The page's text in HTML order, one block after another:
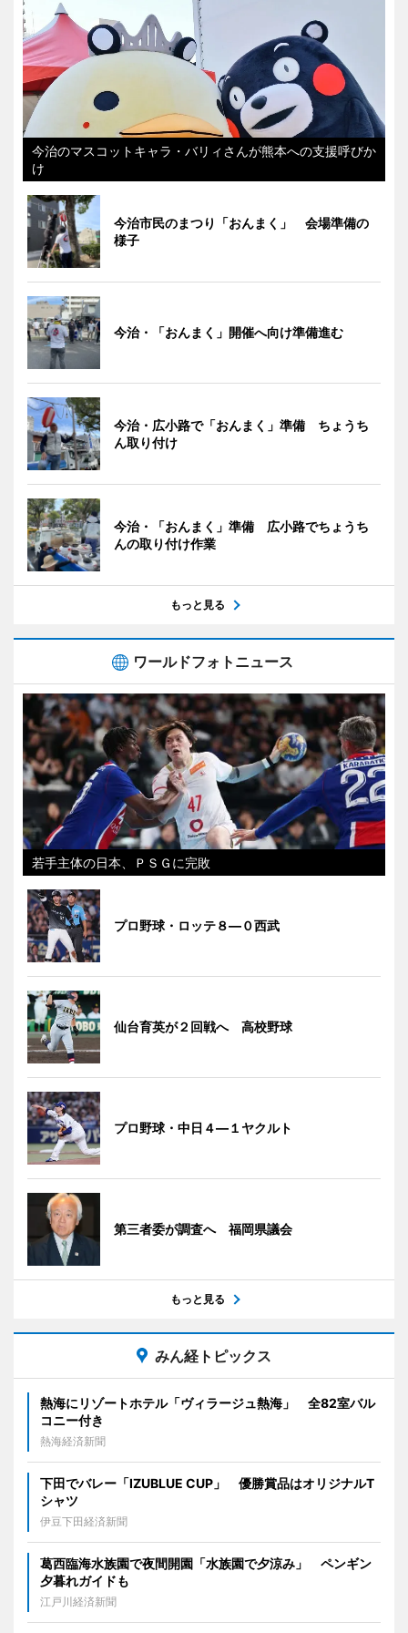
今治のマスコットキャラ・バリィさんが熊本への支援呼びか
け
今治市民のまつり「おんまく」 会場準備の
様子
今治・「おんまく」開催へ向け準備進む
今治・広小路で「おんまく」準備 ちょうち
ん取り付け
今治・「おんまく」準備 広小路でちょうち
んの取り付け作業
もっと見る
ワールドフォトニュース
若手主体の日本、ＰＳＧに完敗
プロ野球・ロッテ８―０西武
仙台育英が２回戦へ 高校野球
プロ野球・中日４―１ヤクルト
第三者委が調査へ 福岡県議会
もっと見る
みん経トピックス
熱海にリゾートホテル「ヴィラージュ熱海」 全82室バル
コニー付き
熱海経済新聞
下田でバレー「IZUBLUE CUP」 優勝賞品はオリジナルT
シャツ
伊豆下田経済新聞
葛西臨海水族園で夜間開園「水族園で夕涼み」 ペンギン
夕暮れガイドも
江戸川経済新聞